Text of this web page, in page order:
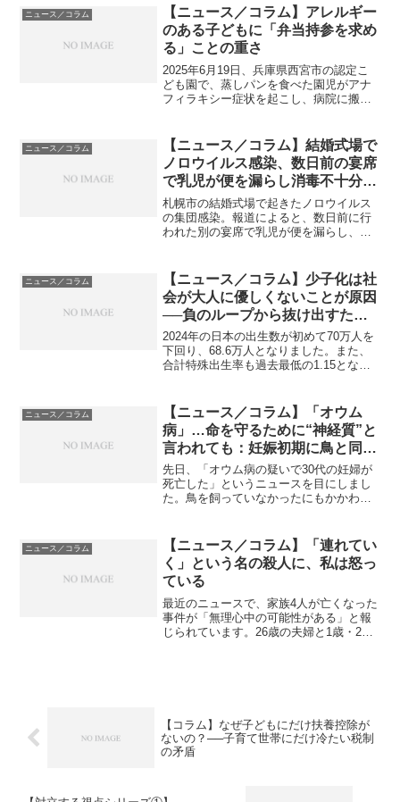
親に対し、懲役2年8か月の実刑判決を言
い渡しました...
ニュース／コラム
【ニュース／コラム】アレルギー
のある子どもに「弁当持参を求め
る」ことの重さ
2025年6月19日、兵庫県西宮市の認定こ
ども園で、蒸しパンを食べた園児がアナ
フィラキシー症状を起こし、病院に搬送
とです。こども園は当日、保護者向けの
説明会を開き、対...
ニュース／コラム
【ニュース／コラム】結婚式場で
ノロウイルス感染、数日前の宴席
で乳児が便を漏らし消毒不十分
───「子どもを出席させた親が悪
い」は本当に正しいのか？
札幌市の結婚式場で起きたノロウイルス
の集団感染。報道によると、数日前に行
われた別の宴席で乳児が便を漏らし、そ
スに対して、SNS上では「体調不良の子
どもを連れてきた親が悪...
ニュース／コラム
【ニュース／コラム】少子化は社
会が大人に優しくないことが原因
──負のループから抜け出すため
に
2024年の日本の出生数が初めて70万人を
下回り、68.6万人となりました。また、
合計特殊出生率も過去最低の1.15とな
Powered by JNN, 202...
ニュース／コラム
【ニュース／コラム】「オウム
病」…命を守るために“神経質”と
言われても：妊娠初期に鳥と同席
を避けた私の話
先日、「オウム病の疑いで30代の妊婦が
死亡した」というニュースを目にしまし
た。鳥を飼っていなかったにもかかわら
糞や羽に含まれる菌が空気中に舞い、そ
れを吸い込むことで感染...
ニュース／コラム
【ニュース／コラム】「連れてい
く」という名の殺人に、私は怒っ
ている
最近のニュースで、家族4人が亡くなった
事件が「無理心中の可能性がある」と報
じられています。26歳の夫婦と1歳・2歳
【コラム】なぜ子どもにだけ扶養控除が
ないの？──子育て世帯にだけ冷たい税制
の矛盾